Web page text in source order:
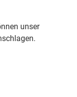
unser